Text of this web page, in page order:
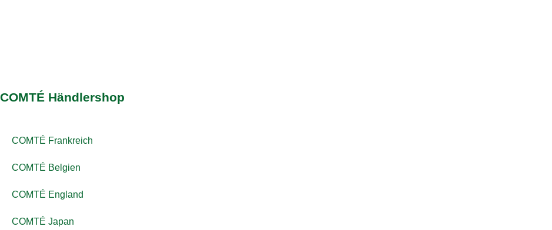
COMTÉ Händlershop
COMTÉ Frankreich
COMTÉ Belgien
COMTÉ England
COMTÉ Japan